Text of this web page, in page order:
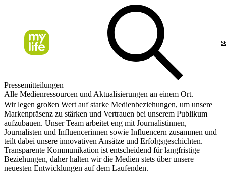
Pressemitteilungen
Alle Medienressourcen und Aktualisierungen an einem Ort.
Wir legen großen Wert auf starke Medienbeziehungen, um unsere
Markenpräsenz zu stärken und Vertrauen bei unserem Publikum
aufzubauen. Unser Team arbeitet eng mit Journalistinnen,
Journalisten und Influencerinnen sowie Influencern zusammen und
teilt dabei unsere innovativen Ansätze und Erfolgsgeschichten.
Transparente Kommunikation ist entscheidend für langfristige
Beziehungen, daher halten wir die Medien stets über unsere
neuesten Entwicklungen auf dem Laufenden.